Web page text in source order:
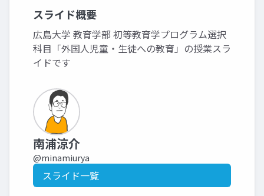
スライド概要
広島大学 教育学部 初等教育学プログラム選択
科目「外国人児童・生徒への教育」の授業スラ
イドです
南浦涼介
@minamiurya
スライド一覧